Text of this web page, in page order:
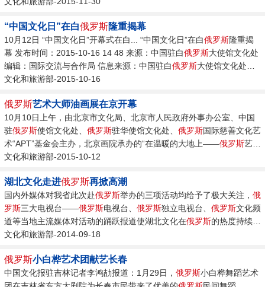
“中国文化日”在白俄罗斯隆重揭幕
10月12日 “中国文化日”开幕式在白... “中国文化日”在白俄罗斯隆重揭
幕 发布时间：2015-10-16 14 48 来源：中国驻白俄罗斯大使馆文化处
编辑：国际交流与合作局 信息来源：中国驻白俄罗斯大使馆文化处
2015-10-16 10月12日 “中国文化日”开幕式在白
文化和旅游部-2015-10-16
俄罗斯艺术大师油画展在京开幕
10月10日上午，由北京市文化局、北京市人民政府外事办公室、中国
驻俄罗斯使馆文化处、 俄罗斯驻华使馆文化处、 俄罗斯国际慈善文化艺
术“APT”基金会主办，北京画院承办的“在温暖的大地上——俄罗斯艺术
大师油画展”在北京画院美术馆开幕并随后举办了艺术家作品研讨
文化和旅游部-2015-10-12
湖北文化走进俄罗斯再掀高潮
国内外媒体对我省此次赴俄罗斯举办的三项活动均给予了极大关注， 俄
罗斯三大电视台——俄罗斯电视台、 俄罗斯独立电视台、 俄罗斯文化频
道等当地主流媒体对活动的踊跃报道使湖北文化在俄罗斯的热度持续攀
升；中央电视台新闻频道对我省参加
报、湖北电视台等国内媒体刊发和播出了上述三项活动的多篇报道和新
闻，进一步扩大了湖北文化在国内外的影响力和知名度。...
文化和旅游部-2014-09-18
俄罗斯小白桦艺术团献艺长春
中国文化报驻吉林记者李鸿劼报道：1月29日， 俄罗斯小白桦舞蹈艺术